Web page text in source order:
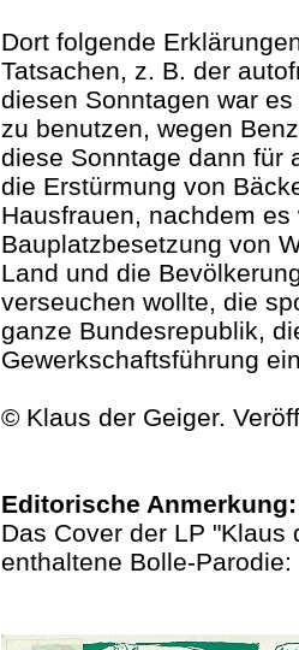
Dort folgende
Tatsachen, z. B. der
diesen Sonntagen war
zu benutzen, wegen
diese Sonntage dann für
die Erstürmung von
Hausfrauen, nachdem
Bauplatzbesetzung von
Land und die
verseuchen wollte, die
ganze Bundesrepublik,
Gewerkschaftsführung
© Klaus der Geiger.
Editorische Anmerkung:
Das Cover der LP
enthaltene Bolle-Parodie: